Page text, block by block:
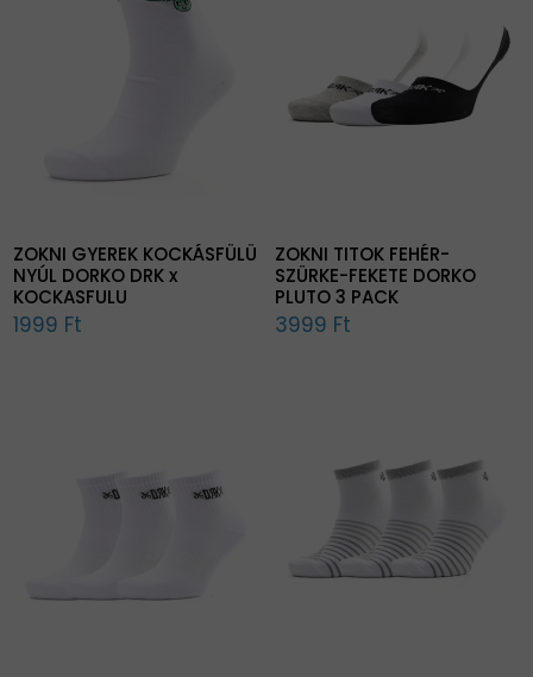
ZOKNI GYEREK KOCKÁSFÜLÜ
NYÚL DORKO DRK x
KOCKASFULU
1999 Ft
ZOKNI TITOK FEHÉR-
SZÜRKE-FEKETE DORKO
PLUTO 3 PACK
3999 Ft